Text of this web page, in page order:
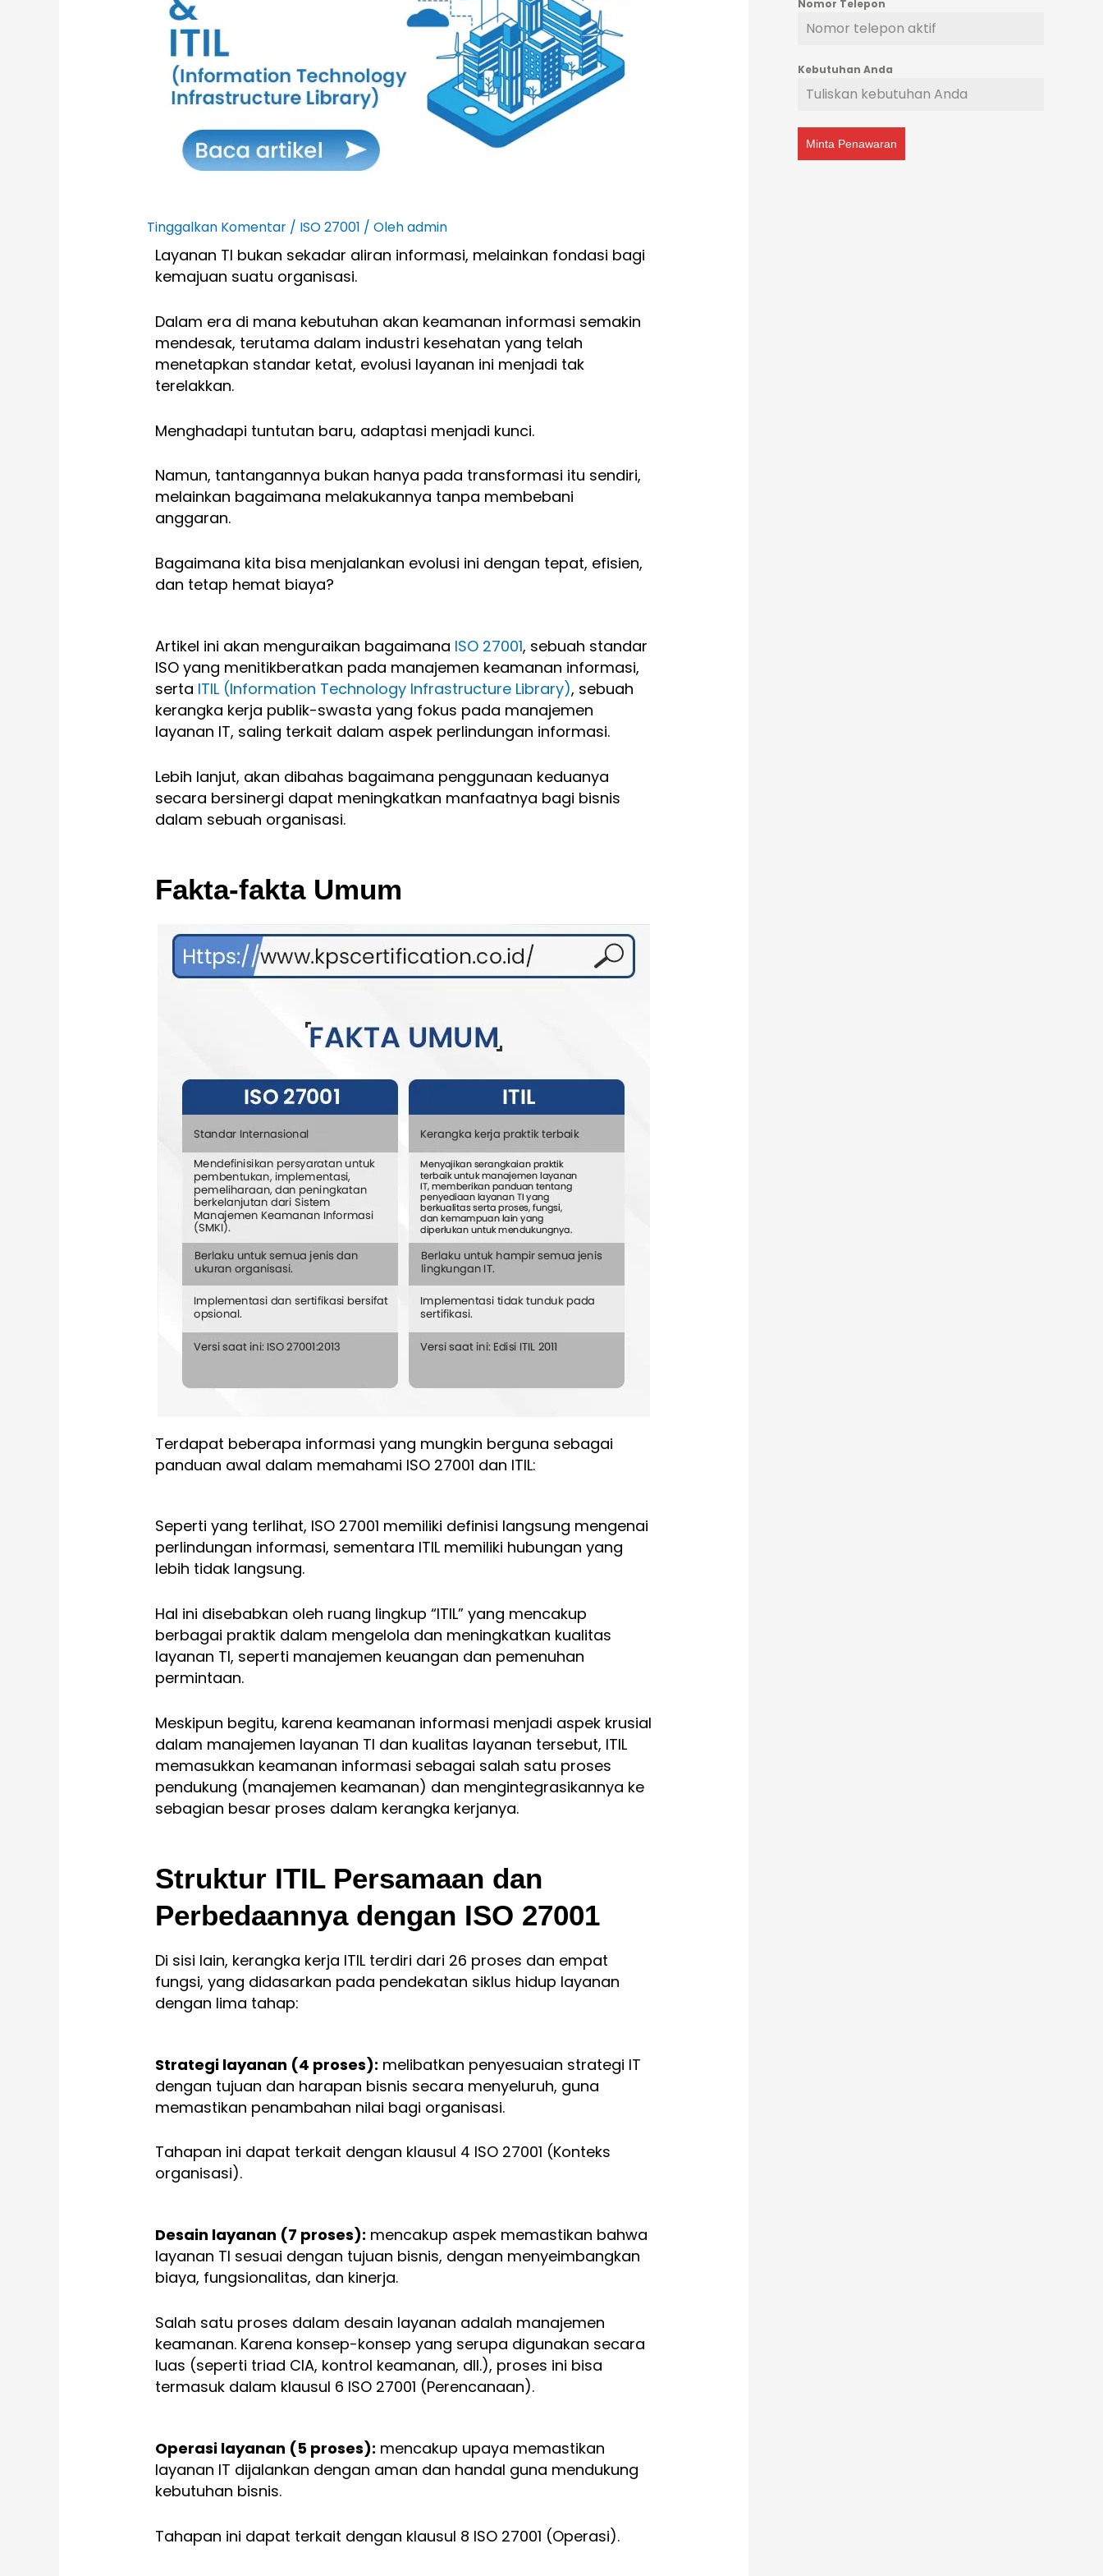
Tinggalkan Komentar / ISO 27001 / Olehadmin
Layanan TI bukan sekadar aliran informasi, melainkan fondasi bagi
kemajuan suatu organisasi.
Dalam era di mana kebutuhan akan keamanan informasi semakin
mendesak, terutama dalam industri kesehatan yang telah
menetapkan standar ketat, evolusi layanan ini menjadi tak
terelakkan.
Menghadapi tuntutan baru, adaptasi menjadi kunci.
Namun, tantangannya bukan hanya pada transformasi itu sendiri,
melainkan bagaimana melakukannya tanpa membebani
anggaran.
Bagaimana kita bisa menjalankan evolusi ini dengan tepat, efisien,
dan tetap hemat biaya?
Artikel ini akan menguraikan bagaimana ISO 27001, sebuah standar
ISO yang menitikberatkan pada manajemen keamanan informasi,
serta ITIL (Information Technology Infrastructure Library), sebuah
kerangka kerja publik-swasta yang fokus pada manajemen
layanan IT, saling terkait dalam aspek perlindungan informasi.
Lebih lanjut, akan dibahas bagaimana penggunaan keduanya
secara bersinergi dapat meningkatkan manfaatnya bagi bisnis
dalam sebuah organisasi.
Fakta-fakta Umum
Terdapat beberapa informasi yang mungkin berguna sebagai
panduan awal dalam memahami ISO 27001 dan ITIL:
Seperti yang terlihat, ISO 27001 memiliki definisi langsung mengenai
perlindungan informasi, sementara ITIL memiliki hubungan yang
lebih tidak langsung.
Hal ini disebabkan oleh ruang lingkup “ITIL” yang mencakup
berbagai praktik dalam mengelola dan meningkatkan kualitas
layanan TI, seperti manajemen keuangan dan pemenuhan
permintaan.
Meskipun begitu, karena keamanan informasi menjadi aspek krusial
dalam manajemen layanan TI dan kualitas layanan tersebut, ITIL
memasukkan keamanan informasi sebagai salah satu proses
pendukung (manajemen keamanan) dan mengintegrasikannya ke
sebagian besar proses dalam kerangka kerjanya.
Struktur ITIL Persamaan dan
Perbedaannya dengan ISO 27001
Di sisi lain, kerangka kerja ITIL terdiri dari 26 proses dan empat
fungsi, yang didasarkan pada pendekatan siklus hidup layanan
dengan lima tahap:
Strategi layanan (4 proses): melibatkan penyesuaian strategi IT
dengan tujuan dan harapan bisnis secara menyeluruh, guna
memastikan penambahan nilai bagi organisasi.
Tahapan ini dapat terkait dengan klausul 4 ISO 27001 (Konteks
organisasi).
Desain layanan (7 proses): mencakup aspek memastikan bahwa
layanan TI sesuai dengan tujuan bisnis, dengan menyeimbangkan
biaya, fungsionalitas, dan kinerja.
Salah satu proses dalam desain layanan adalah manajemen
keamanan. Karena konsep-konsep yang serupa digunakan secara
luas (seperti triad CIA, kontrol keamanan, dll.), proses ini bisa
termasuk dalam klausul 6 ISO 27001 (Perencanaan).
Operasi layanan (5 proses): mencakup upaya memastikan
layanan IT dijalankan dengan aman dan handal guna mendukung
kebutuhan bisnis.
Tahapan ini dapat terkait dengan klausul 8 ISO 27001 (Operasi).
Nomor Telepon
Kebutuhan Anda
Minta Penawaran